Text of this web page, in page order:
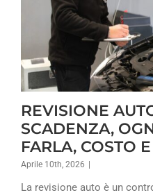
REVISIONE
SCADENZA,
FARLA, COSTO
Aprile 10th, 2026
La revisione auto è un